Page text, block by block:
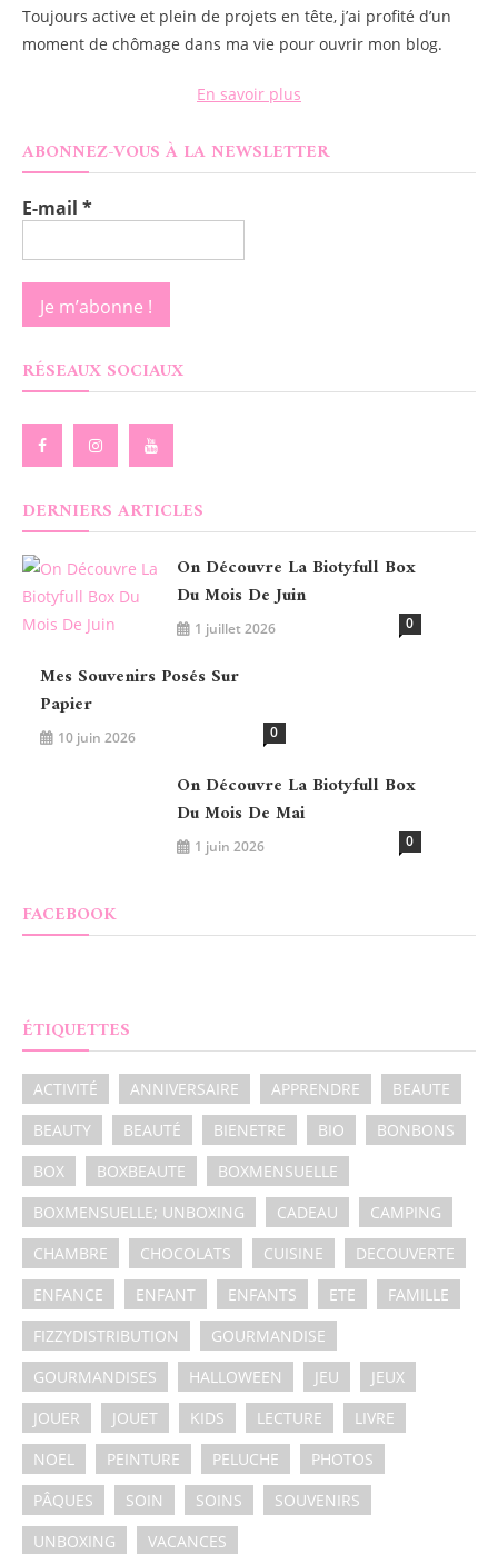
Toujours active et plein de projets en tête, j’ai profité d’un
moment de chômage dans ma vie pour ouvrir mon blog.
En savoir plus
ABONNEZ-VOUS À LA NEWSLETTER
E-mail *
RÉSEAUX SOCIAUX
DERNIERS ARTICLES
On Découvre La Biotyfull Box
Du Mois De Juin
1 juillet 2026 0
Mes Souvenirs Posés Sur
Papier
10 juin 2026 0
On Découvre La Biotyfull Box
Du Mois De Mai
1 juin 2026 0
FACEBOOK
ÉTIQUETTES
ACTIVITÉ ANNIVERSAIRE APPRENDRE
BEAUTE
BEAUTY
BEAUTÉ BIENETRE BIO
BONBONS
BOX
BOXBEAUTE
BOXMENSUELLE
BOXMENSUELLE; UNBOXING
CADEAU
CAMPING
CHAMBRE
CHOCOLATS CUISINE
DECOUVERTE
ENFANCE
ENFANT ENFANTS ETE
FAMILLE
FIZZYDISTRIBUTION
GOURMANDISE
GOURMANDISES
HALLOWEEN JEU
JEUX
JOUER
JOUET KIDS LECTURE
LIVRE
NOEL
PEINTURE PELUCHE
PHOTOS
PÂQUES
SOIN SOINS
SOUVENIRS
UNBOXING
VACANCES